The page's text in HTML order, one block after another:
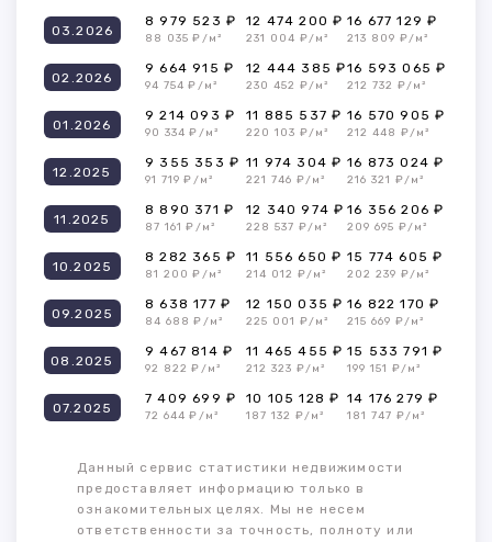
03.2026
8 979 523 ₽
88 035 ₽/м²
12 474 200 ₽
231 004 ₽/м²
16 677 129 ₽
213 809 ₽/м²
02.2026
9 664 915 ₽
94 754 ₽/м²
12 444 385 ₽
230 452 ₽/м²
16 593 065 ₽
212 732 ₽/м²
01.2026
9 214 093 ₽
90 334 ₽/м²
11 885 537 ₽
220 103 ₽/м²
16 570 905 ₽
212 448 ₽/м²
12.2025
9 355 353 ₽
91 719 ₽/м²
11 974 304 ₽
221 746 ₽/м²
16 873 024 ₽
216 321 ₽/м²
11.2025
8 890 371 ₽
87 161 ₽/м²
12 340 974 ₽
228 537 ₽/м²
16 356 206 ₽
209 695 ₽/м²
10.2025
8 282 365 ₽
81 200 ₽/м²
11 556 650 ₽
214 012 ₽/м²
15 774 605 ₽
202 239 ₽/м²
09.2025
8 638 177 ₽
84 688 ₽/м²
12 150 035 ₽
225 001 ₽/м²
16 822 170 ₽
215 669 ₽/м²
08.2025
9 467 814 ₽
92 822 ₽/м²
11 465 455 ₽
212 323 ₽/м²
15 533 791 ₽
199 151 ₽/м²
07.2025
7 409 699 ₽
72 644 ₽/м²
10 105 128 ₽
187 132 ₽/м²
14 176 279 ₽
181 747 ₽/м²
Данный сервис статистики недвижимости
предоставляет информацию только в
ознакомительных целях. Мы не несем
ответственности за точность, полноту или